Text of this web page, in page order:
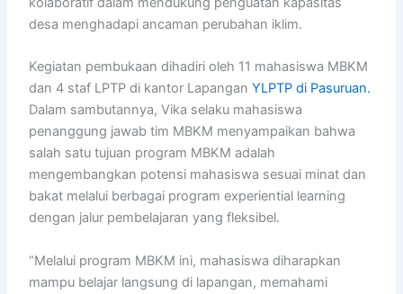
desa menghadapi ancaman perubahan iklim.
Kegiatan pembukaan dihadiri oleh 11 mahasiswa MBKM
dan 4 staf LPTP di kantor LapanganYLPTP di Pasuruan.
Dalam sambutannya, Vika selaku mahasiswa
penanggung jawab tim MBKM menyampaikan bahwa
salah satu tujuan program MBKM adalah
mengembangkan potensi mahasiswa sesuai minat dan
bakat melalui berbagai program experiential learning
dengan jalur pembelajaran yang fleksibel.
“Melalui program MBKM ini, mahasiswa diharapkan
mampu belajar langsung di lapangan, memahami